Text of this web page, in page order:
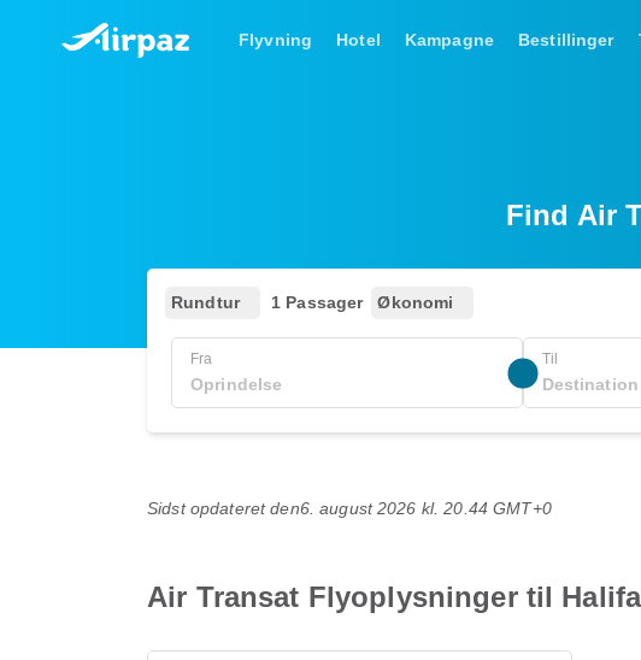
Flyvning Hotel Kampagne Bestillinger
Find Air
Rundtur 1 Passager Økonomi
Fra Til
Sidst opdateret den6. august 2026 kl. 20.44 GMT+0
Air Transat Flyoplysninger til